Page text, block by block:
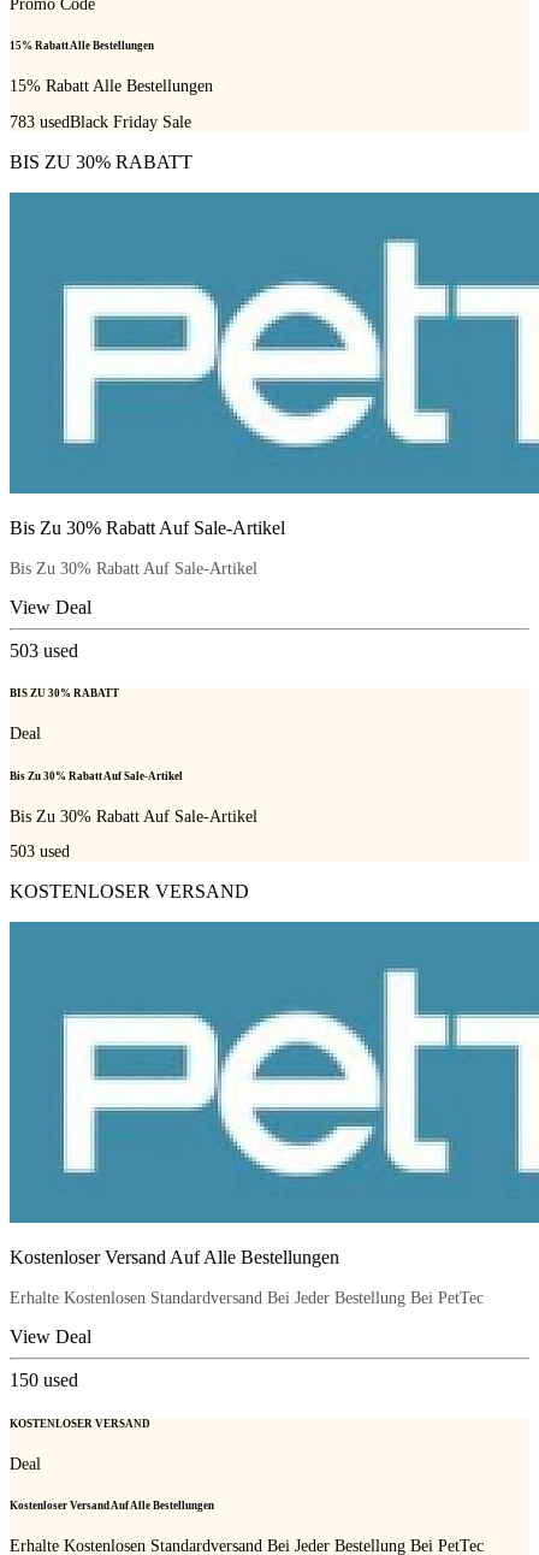
Promo Code
15% Rabatt Alle Bestellungen
15% Rabatt Alle Bestellungen
783 usedBlack Friday Sale
BIS ZU 30% RABATT
Bis Zu 30% Rabatt Auf Sale-Artikel
Bis Zu 30% Rabatt Auf Sale-Artikel
View Deal
503 used
BIS ZU 30% RABATT
Deal
Bis Zu 30% Rabatt Auf Sale-Artikel
Bis Zu 30% Rabatt Auf Sale-Artikel
503 used
KOSTENLOSER VERSAND
Kostenloser Versand Auf Alle Bestellungen
Erhalte Kostenlosen Standardversand Bei Jeder Bestellung Bei PetTec
View Deal
150 used
KOSTENLOSER VERSAND
Deal
Kostenloser Versand Auf Alle Bestellungen
Erhalte Kostenlosen Standardversand Bei Jeder Bestellung Bei PetTec